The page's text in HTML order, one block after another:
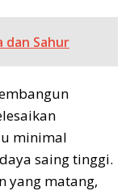
dan Sahur
minimal
saing tinggi.
yang matang,